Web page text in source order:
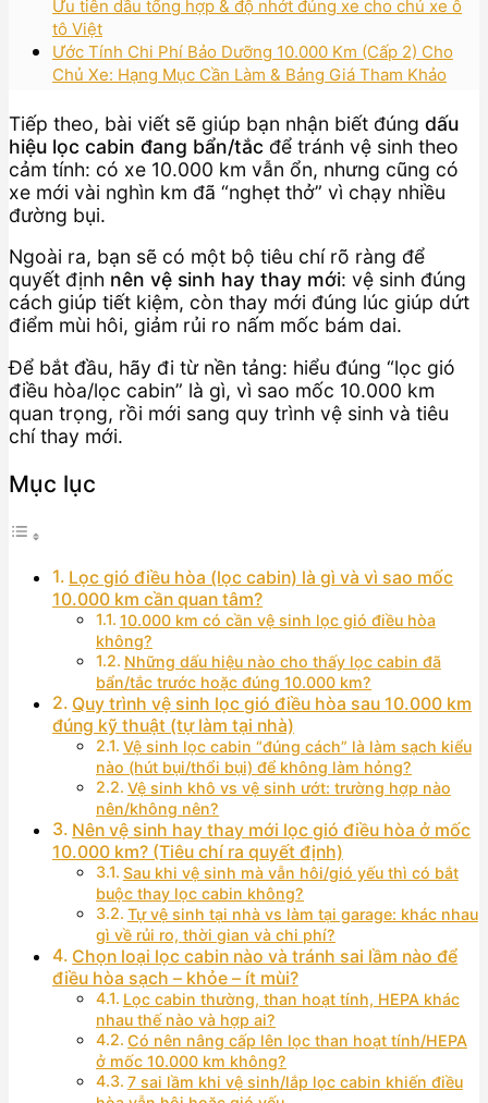
Ưu tiên dầu tổng hợp & độ nhớt đúng xe cho chủ xe ô
tô Việt
Ước Tính Chi Phí Bảo Dưỡng 10.000 Km (Cấp 2) Cho
Chủ Xe: Hạng Mục Cần Làm & Bảng Giá Tham Khảo
Tiếp theo, bài viết sẽ giúp bạn nhận biết đúng dấu
hiệu lọc cabin đang bẩn/tắc để tránh vệ sinh theo
cảm tính: có xe 10.000 km vẫn ổn, nhưng cũng có
xe mới vài nghìn km đã “nghẹt thở” vì chạy nhiều
đường bụi.
Ngoài ra, bạn sẽ có một bộ tiêu chí rõ ràng để
quyết định nên vệ sinh hay thay mới: vệ sinh đúng
cách giúp tiết kiệm, còn thay mới đúng lúc giúp dứt
điểm mùi hôi, giảm rủi ro nấm mốc bám dai.
Để bắt đầu, hãy đi từ nền tảng: hiểu đúng “lọc gió
điều hòa/lọc cabin” là gì, vì sao mốc 10.000 km
quan trọng, rồi mới sang quy trình vệ sinh và tiêu
chí thay mới.
Mục lục
Lọc gió điều hòa (lọc cabin) là gì và vì sao mốc
10.000 km cần quan tâm?
10.000 km có cần vệ sinh lọc gió điều hòa
không?
Những dấu hiệu nào cho thấy lọc cabin đã
bẩn/tắc trước hoặc đúng 10.000 km?
Quy trình vệ sinh lọc gió điều hòa sau 10.000 km
đúng kỹ thuật (tự làm tại nhà)
Vệ sinh lọc cabin “đúng cách” là làm sạch kiểu
nào (hút bụi/thổi bụi) để không làm hỏng?
Vệ sinh khô vs vệ sinh ướt: trường hợp nào
nên/không nên?
Nên vệ sinh hay thay mới lọc gió điều hòa ở mốc
10.000 km? (Tiêu chí ra quyết định)
Sau khi vệ sinh mà vẫn hôi/gió yếu thì có bắt
buộc thay lọc cabin không?
Tự vệ sinh tại nhà vs làm tại garage: khác nhau
gì về rủi ro, thời gian và chi phí?
Chọn loại lọc cabin nào và tránh sai lầm nào để
điều hòa sạch – khỏe – ít mùi?
Lọc cabin thường, than hoạt tính, HEPA khác
nhau thế nào và hợp ai?
Có nên nâng cấp lên lọc than hoạt tính/HEPA
ở mốc 10.000 km không?
7 sai lầm khi vệ sinh/lắp lọc cabin khiến điều